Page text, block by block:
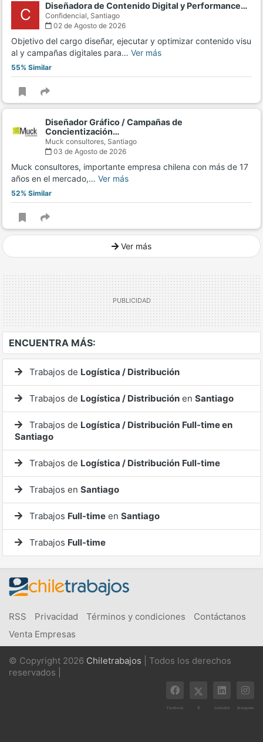
C Diseñadora de Contenido Digital y Performance…
Confidencial, Santiago
02 de Agosto de 2026
Objetivo del cargo diseñar, ejecutar y optimizar contenido visu
al y campañas digitales para… Ver más
55% Similar
Diseñador Gráfico / Campañas de
Concientización…
Muck consultores, Santiago
03 de Agosto de 2026
Muck consultores, importante empresa chilena con más de 17
años en el mercado,… Ver más
52% Similar
Ver más
ENCUENTRA MÁS:
Trabajos de Logística / Distribución
Trabajos de Logística / Distribución en Santiago
Trabajos de Logística / Distribución Full-time en
Santiago
Trabajos de Logística / Distribución Full-time
Trabajos en Santiago
Trabajos Full-time en Santiago
Trabajos Full-time
RSS Privacidad Términos y condiciones
Contáctanos
Venta Empresas
© Copyright 2026 Chiletrabajos | Todos los derechos
reservados |
Facebook X Linkedin Instagram